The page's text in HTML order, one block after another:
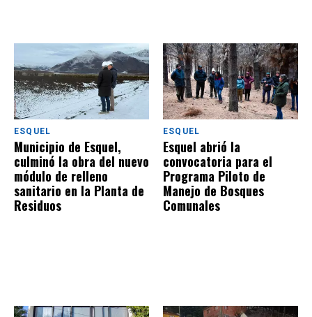
ESQUEL
Municipio de Esquel,
culminó la obra del nuevo
módulo de relleno
sanitario en la Planta de
Residuos
ESQUEL
Esquel abrió la
convocatoria para el
Programa Piloto de
Manejo de Bosques
Comunales